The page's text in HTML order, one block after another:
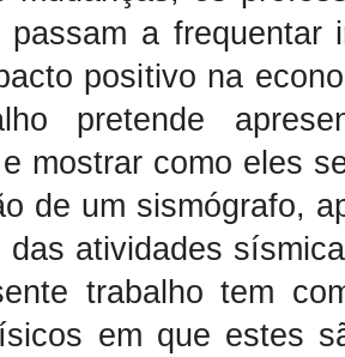
passam a frequentar
positivo na
pretende
mostrar como eles
de um sismógrafo,
das atividades
trabalho tem
em que estes